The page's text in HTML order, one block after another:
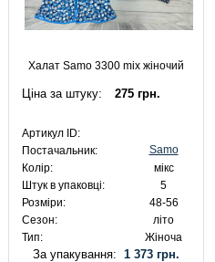
Халат Samo 3300 mix жіночий
Ціна за штуку: 275 грн.
Артикул ID:
Постачальник:
Samo
Колір:
мікс
Штук в упаковці:
5
Розміри:
48-56
Сезон:
літо
Тип:
Жіноча
За упакування: 1 373 грн.